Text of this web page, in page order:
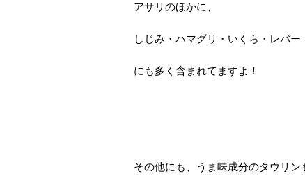
アサリのほかに、
しじみ・ハマグリ・いくら・レバー
にも多く含まれてますよ！
その他にも、うま味成分のタウリン